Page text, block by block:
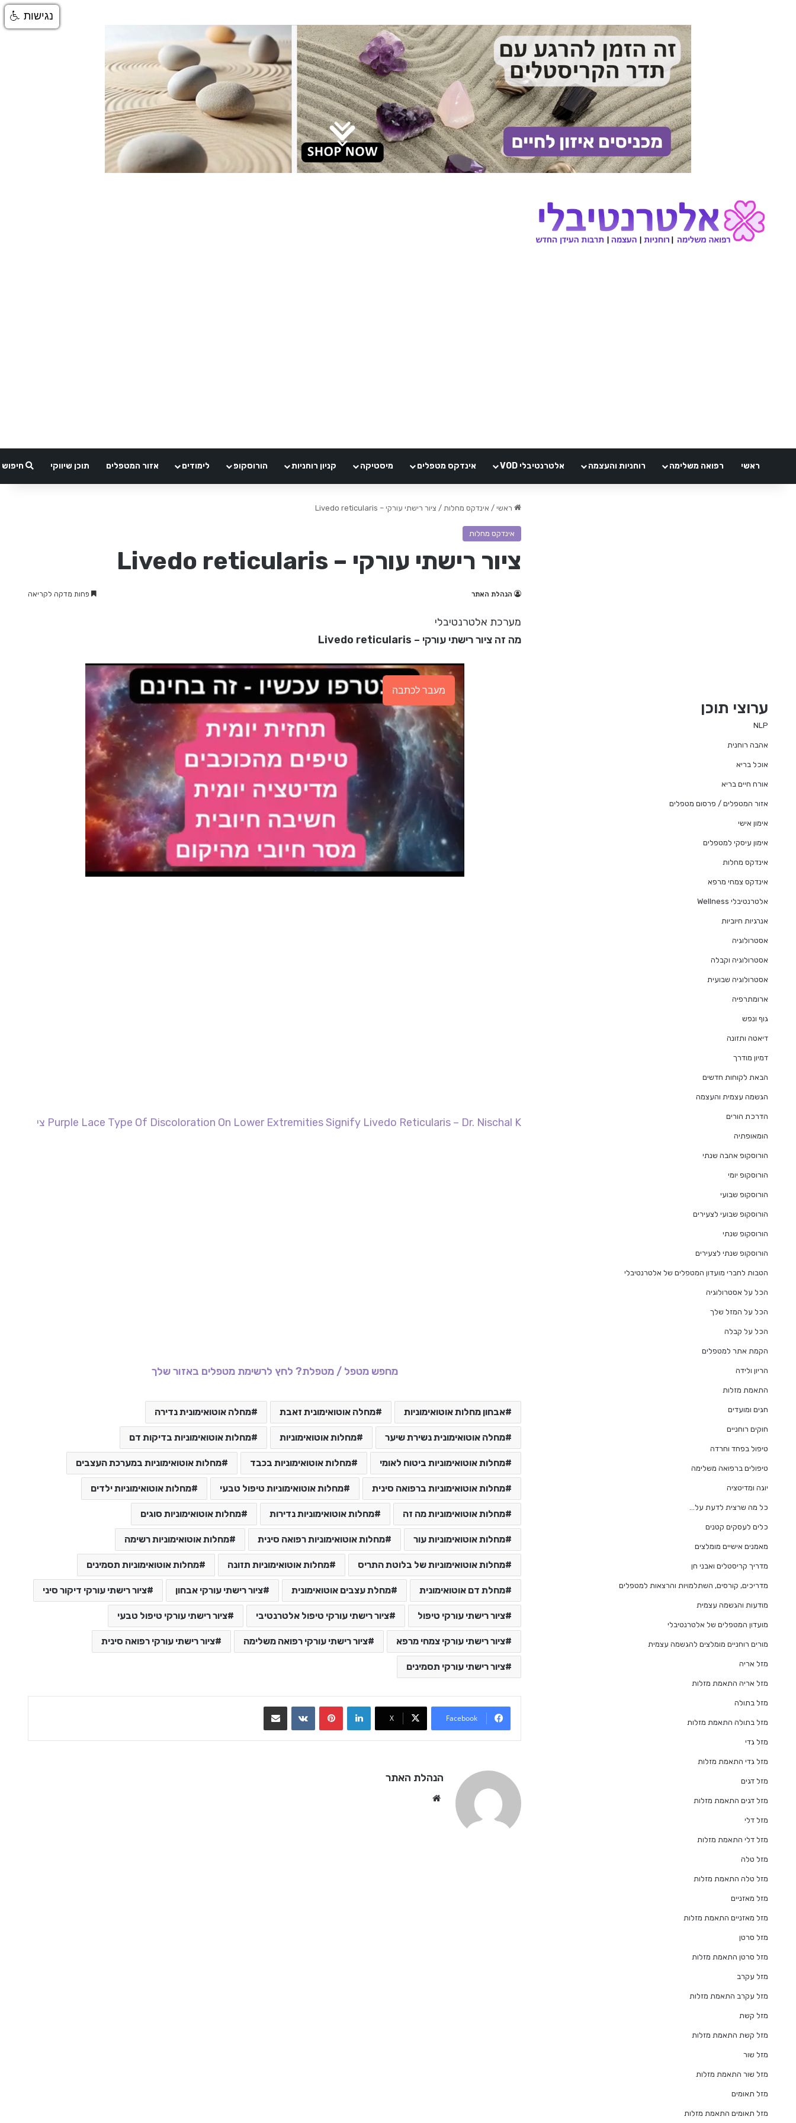
ראשי רפואה משלימה רוחניות והעצמה אלטרנטיבלי VOD אינדקס מטפלים מיסטיקה קניון רוחניות הורוסקופ לימודים אזור המטפלים תוכן שיווקי חיפוש
ראשי / אינדקס מחלות / ציור רישתי עורקי – Livedo reticularis
אינדקס מחלות
ציור רישתי עורקי – Livedo reticularis
הנהלת האתר פחות מדקה לקריאה
מערכת אלטרנטיבלי
מה זה ציור רישתי עורקי – Livedo reticularis
מעבר לכתבה
Purple Lace Type Of Discoloration On Lower Extremities Signify Livedo Reticularis – Dr. Nischal K צי
מחפש מטפל / מטפלת? לחץ לרשימת מטפלים באזור שלך
אבחון מחלות אוטואימוניות מחלה אוטואימונית זאבת מחלה אוטואימונית נדירה
מחלה אוטואימונית נשירת שיער מחלות אוטואימוניות מחלות אוטואימוניות בדיקות דם
מחלות אוטואימוניות ביטוח לאומי מחלות אוטואימוניות בכבד מחלות אוטואימוניות במערכת העצבים
מחלות אוטואימוניות ברפואה סינית מחלות אוטואימוניות טיפול טבעי מחלות אוטואימוניות ילדים
מחלות אוטואימוניות מה זה מחלות אוטואימוניות נדירות מחלות אוטואימוניות סוגים
מחלות אוטואימוניות עור מחלות אוטואימוניות רפואה סינית מחלות אוטואימוניות רשימה
מחלות אוטואימוניות של בלוטת התריס מחלות אוטואימוניות תזונה מחלות אוטואימוניות תסמינים
מחלת דם אוטואימונית מחלת עצבים אוטואימונית ציור רישתי עורקי אבחון ציור רישתי עורקי דיקור סיני
ציור רישתי עורקי טיפול ציור רישתי עורקי טיפול אלטרנטיבי ציור רישתי עורקי טיפול טבעי
ציור רישתי עורקי צמחי מרפא ציור רישתי עורקי רפואה משלימה ציור רישתי עורקי רפואה סינית
ציור רישתי עורקי תסמינים
Facebook
X
LinkedIn
Pinterest
VKontakte שתף בדואר אלקטרוני
הנהלת האתר
ערוצי תוכן
NLP
אהבה רוחנית
אוכל בריא
אורח חיים בריא
אזור המטפלים / פרסום מטפלים
אימון אישי
אימון עיסקי למטפלים
אינדקס מחלות
אינדקס צמחי מרפא
אלטרנטיבלי Wellness
אנרגיות חיוביות
אסטרולוגיה
אסטרולוגיה וקבלה
אסטרולוגיה שבועית
ארומתרפיה
גוף ונפש
דיאטה ותזונה
דמיון מודרך
הבאת לקוחות חדשים
הגשמה עצמית והעצמה
הדרכת הורים
הומאופתיה
הורוסקופ אהבה שנתי
הורוסקופ יומי
הורוסקופ שבועי
הורוסקופ שבועי לצעירים
הורוסקופ שנתי
הורוסקופ שנתי לצעירים
הטבות לחברי מועדון המטפלים של אלטרנטיבלי
הכל על אסטרולוגיה
הכל על המזל שלך
הכל על קבלה
הקמת אתר למטפלים
הריון ולידה
התאמת מזלות
חגים ומועדים
חוקים רוחניים
טיפול בפחד וחרדה
טיפולים ברפואה משלימה
יוגה ומדיטציה
כל מה שרצית לדעת על…
כלים לעסקים קטנים
מאמנים אישיים מומלצים
מדריך קריסטלים ואבני חן
מדריכים, קורסים, השתלמויות והרצאות למטפלים
מודעות והגשמה עצמית
מועדון המטפלים של אלטרנטיבלי
מורים רוחניים מומלצים להגשמה עצמית
מזל אריה
מזל אריה התאמת מזלות
מזל בתולה
מזל בתולה התאמת מזלות
מזל גדי
מזל גדי התאמת מזלות
מזל דגים
מזל דגים התאמת מזלות
מזל דלי
מזל דלי התאמת מזלות
מזל טלה
מזל טלה התאמת מזלות
מזל מאזניים
מזל מאזניים התאמת מזלות
מזל סרטן
מזל סרטן התאמת מזלות
מזל עקרב
מזל עקרב התאמת מזלות
מזל קשת
מזל קשת התאמת מזלות
מזל שור
מזל שור התאמת מזלות
מזל תאומים
מזל תאומים התאמת מזלות
נגישות